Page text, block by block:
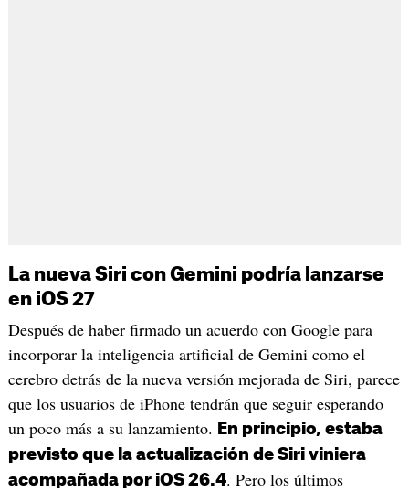
La nueva Siri con Gemini podría lanzarse
en iOS 27
Después de haber firmado un acuerdo con Google para
incorporar la inteligencia artificial de Gemini como el
cerebro detrás de la nueva versión mejorada de Siri, parece
que los usuarios de iPhone tendrán que seguir esperando
un poco más a su lanzamiento.
En principio, estaba
previsto que la actualización de Siri viniera
acompañada por iOS 26.4. Pero los últimos